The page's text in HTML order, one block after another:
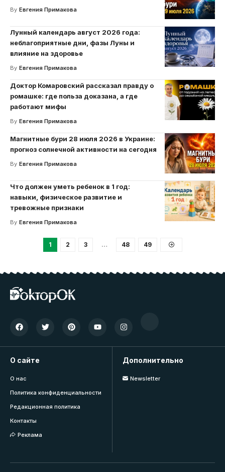
By Евгения Примакова
Лунный календарь август 2026 года:
неблагоприятные дни, фазы Луны и
влияние на здоровье
By Евгения Примакова
Доктор Комаровский рассказал правду о
ромашке: где польза доказана, а где
работают мифы
By Евгения Примакова
Магнитные бури 28 июля 2026 в Украине:
прогноз солнечной активности на сегодня
By Евгения Примакова
Что должен уметь ребенок в 1 год:
навыки, физическое развитие и
тревожные признаки
By Евгения Примакова
1 2 3 … 48 49
О сайте
О нас
Политика конфиденциальности
Редакционная политика
Контакты
Реклама
Дополнительно
Newsletter